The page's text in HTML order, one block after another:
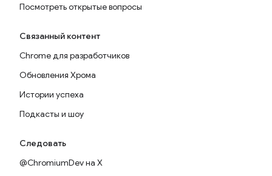
Посмотреть открытые вопросы
Связанный контент
Chrome для разработчиков
Обновления Хрома
Истории успеха
Подкасты и шоу
Следовать
@ChromiumDev на X